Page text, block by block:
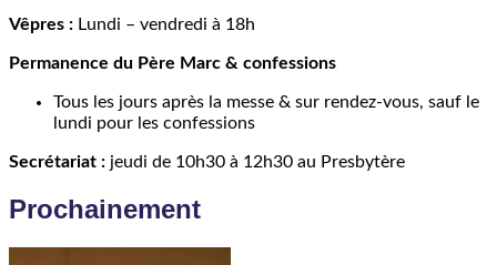
Vêpres : Lundi – vendredi à 18h
Permanence du Père Marc & confessions
Tous les jours après la messe & sur rendez-vous, sauf le
lundi pour les confessions
Secrétariat : jeudi de 10h30 à 12h30 au Presbytère
Prochainement